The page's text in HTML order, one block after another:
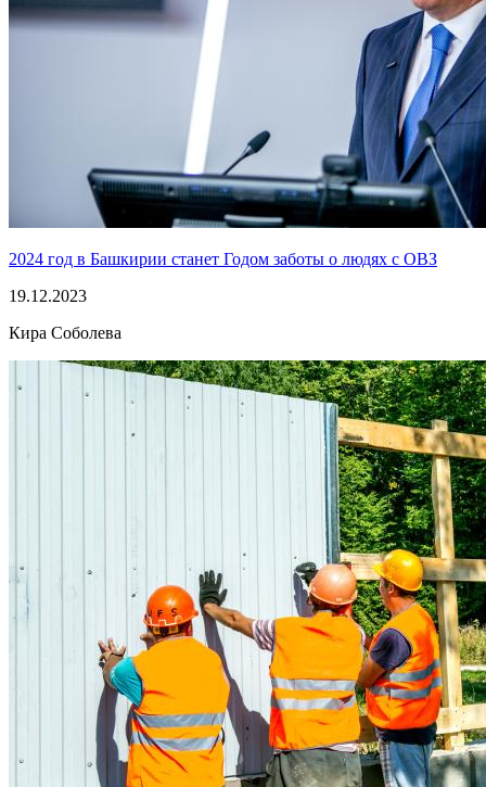
2024 год в Башкирии станет Годом заботы о людях с ОВЗ
19.12.2023
Кира Соболева